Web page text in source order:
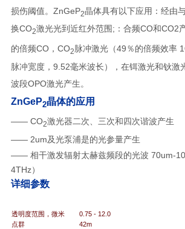
损伤阈值。ZnGeP2晶体具有以下应用： 经由
换CO2激光光到近红外范围;：合频CO和CO2
的倍频CO，CO2 脉冲激光（49％的倍频效率
脉冲宽度， 9.52毫米波长） ，在铒激光和钬激
波段OPO激光产生。
ZnGeP2晶体的应用
—— CO2激光器二次、三次和四次谐波产生
—— 2um及光泵浦是的光参量产生
—— 相干激发辐射太赫兹频段的光波 70um-
4THz）
详细参数
透明度范围，微米
0.75 - 12.0
点群
42m